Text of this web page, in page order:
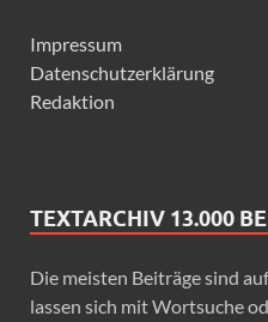
Impressum
Datenschutzerklärung
Redaktion
TEXTARCHIV 13.000
Die meisten Beiträge sind
lassen sich mit Wortsuche